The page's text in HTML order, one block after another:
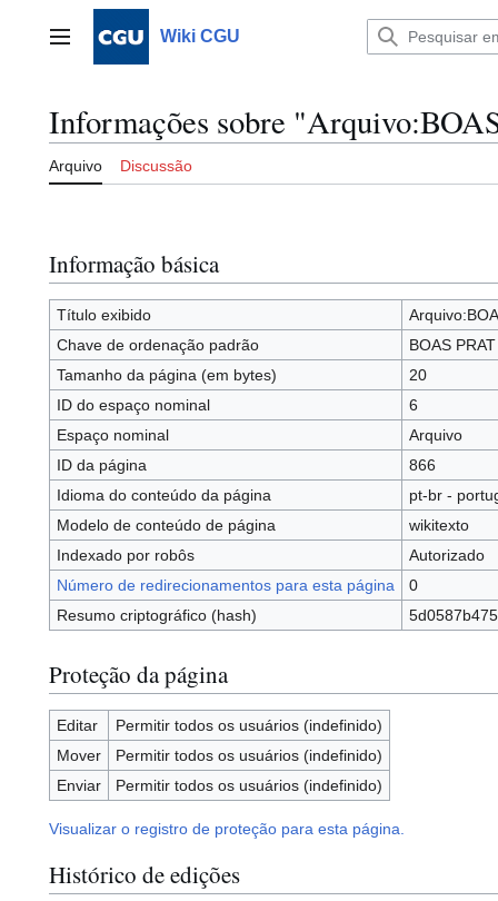
Menu principalWiki CGU
Informações sobre
Arquivo Discussão
Informação básica
Título exibido
Chave de ordenação padrão
BOAS
Tamanho da página (em bytes)
20
ID do espaço nominal
6
Espaço nominal
Arquivo
ID da página
866
Idioma do conteúdo da página
pt-br -
Modelo de conteúdo de página
wikitexto
Indexado por robôs
Autorizado
Número de redirecionamentos para esta página
0
Resumo criptográfico (hash)
Proteção da página
Editar
Permitir todos os usuários (indefinido)
Mover
Permitir todos os usuários (indefinido)
Enviar
Permitir todos os usuários (indefinido)
Visualizar o registro de proteção para esta página.
Histórico de edições